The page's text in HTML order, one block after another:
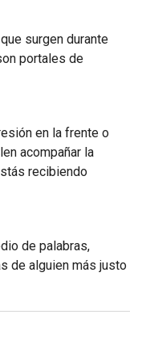
surgen durante
portales de
en la frente o
acompañar la
recibiendo
de palabras,
de alguien más justo